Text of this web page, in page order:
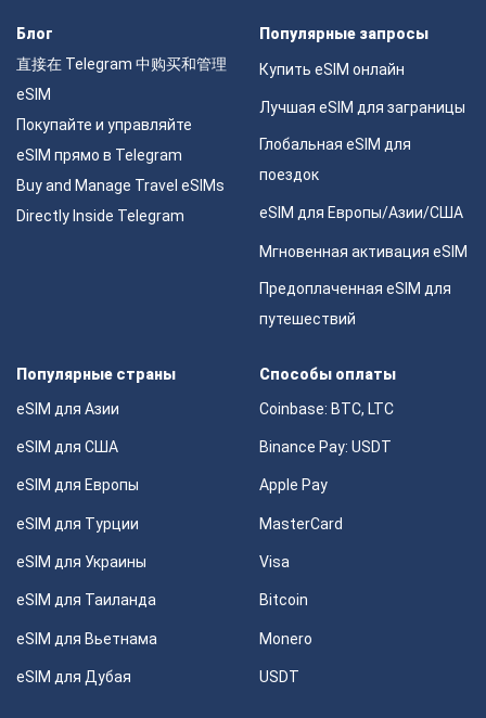
Блог
直接在 Telegram 中购买和管理
eSIM
Покупайте и управляйте
eSIM прямо в Telegram
Buy and Manage Travel eSIMs
Directly Inside Telegram
Популярные запросы
Купить eSIM онлайн
Лучшая eSIM для заграницы
Глобальная eSIM для
поездок
eSIM для Европы/Азии/США
Мгновенная активация eSIM
Предоплаченная eSIM для
путешествий
Популярные страны
eSIM для Азии
eSIM для США
eSIM для Европы
eSIM для Турции
eSIM для Украины
eSIM для Таиланда
eSIM для Вьетнама
eSIM для Дубая
Способы оплаты
Coinbase: BTC, LTC
Binance Pay: USDT
Apple Pay
MasterCard
Visa
Bitcoin
Monero
USDT